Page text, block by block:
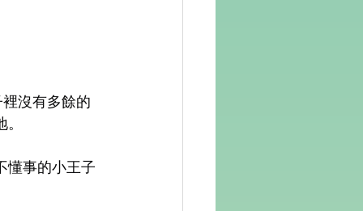
沒有多餘的
懂事的小王子